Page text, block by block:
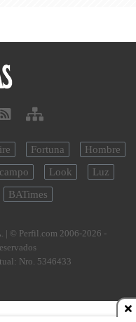
Fortuna
Hombre
Look
Luz
BATimes
| © Perfil.com 2006-2026 -
Nro. 5346433